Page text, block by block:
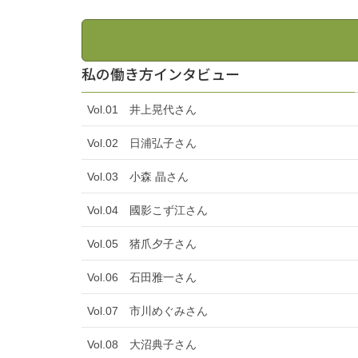
私の働き方インタビュー
Vol.01 井上晃代さん
Vol.02 日浦弘子さん
Vol.03 小森 晶さん
Vol.04 國影こず江さん
Vol.05 猪爪夕子さん
Vol.06 石田雅一さん
Vol.07 市川めぐみさん
Vol.08 大沼典子さん